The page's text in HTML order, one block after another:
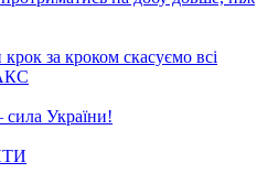
за кроком скасуємо всі
України!